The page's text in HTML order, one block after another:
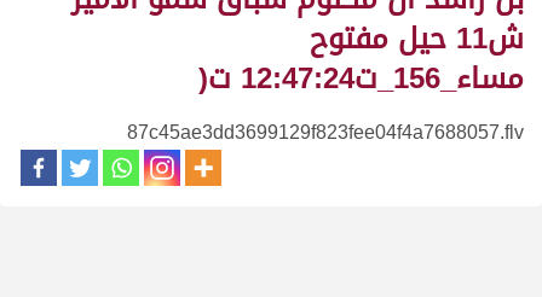
ش11 حيل مفتوح
مساء_156_ت12:47:24 ت(
87c45ae3dd3699129f823fee04f4a7688057.flv